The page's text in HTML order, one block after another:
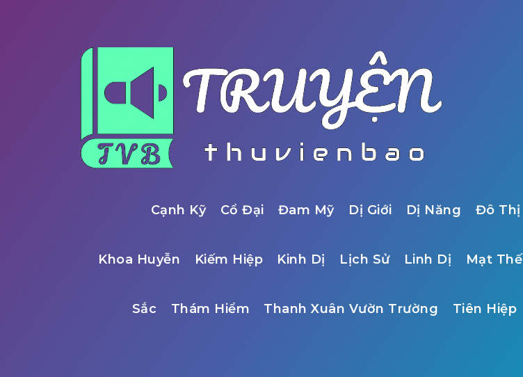
Cạnh Kỹ Cổ Đại Đam Mỹ Dị Giới Dị Năng Đô Thị
Khoa Huyễn Kiếm Hiệp Kinh Dị Lịch Sử Linh Dị Mạt Thế
Sắc Thám Hiểm Thanh Xuân Vườn Trường Tiên Hiệp